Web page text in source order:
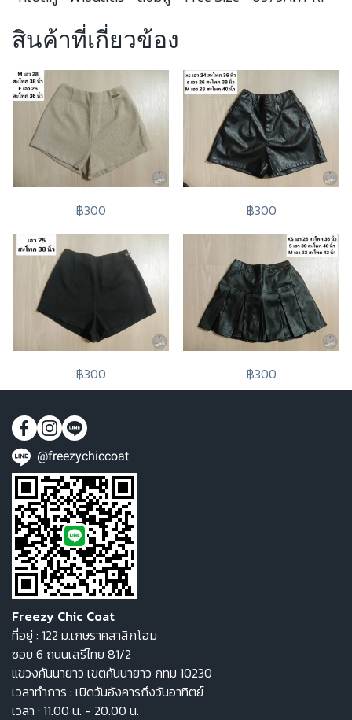
สินค้าที่เกี่ยวข้อง
฿300 ฿300
฿300 ฿300
@freezychiccoat
Freezy Chic Coat
ที่อยู่ : 122 ม.เกษราคลาสิกโฮม
ซอย 6 ถนนเสรีไทย 81/2
แขวงคันนายาว เขตคันนายาว กทม 10230
เวลาทำการ : เปิดวันอังคารถึงวันอาทิตย์
เวลา : 11.00 น. - 20.00 น.